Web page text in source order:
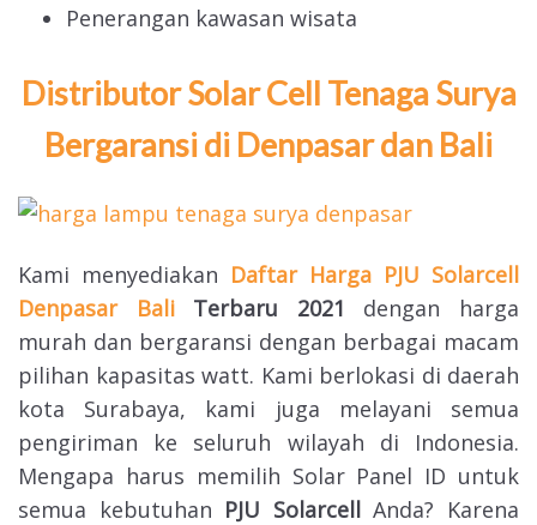
Penerangan kawasan wisata
Distributor Solar Cell Tenaga Surya
Bergaransi di Denpasar dan Bali
Kami menyediakan Daftar Harga PJU Solarcell
Denpasar Bali
Terbaru 2021 dengan harga
murah dan bergaransi dengan berbagai macam
pilihan kapasitas watt. Kami berlokasi di daerah
kota Surabaya, kami juga melayani semua
pengiriman ke seluruh wilayah di Indonesia.
Mengapa harus memilih Solar Panel ID untuk
semua kebutuhan PJU SolarcellAnda? Karena